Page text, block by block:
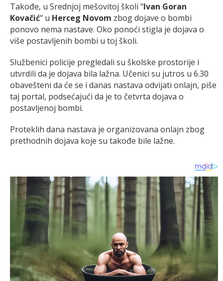
Takođe, u Srednjoj mešovitoj školi "Ivan Goran
Kovačić" u Herceg Novom zbog dojave o bombi
ponovo nema nastave. Oko ponoći stigla je dojava o
više postavljenih bombi u toj školi.
Službenici policije pregledali su školske prostorije i
utvrdili da je dojava bila lažna. Učenici su jutros u 6.30
obavešteni da će se i danas nastava odvijati onlajn, piše
taj portal, podsećajući da je to četvrta dojava o
postavljenoj bombi.
Proteklih dana nastava je organizovana onlajn zbog
prethodnih dojava koje su takođe bile lažne.